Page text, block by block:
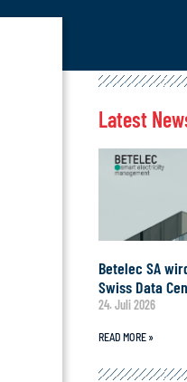
Latest
Betelec SA
Swiss Data
24. Juli 2026
READ MORE »